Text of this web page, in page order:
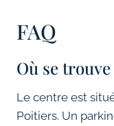
FAQ
Où se
Le centre est
Poitiers. Un